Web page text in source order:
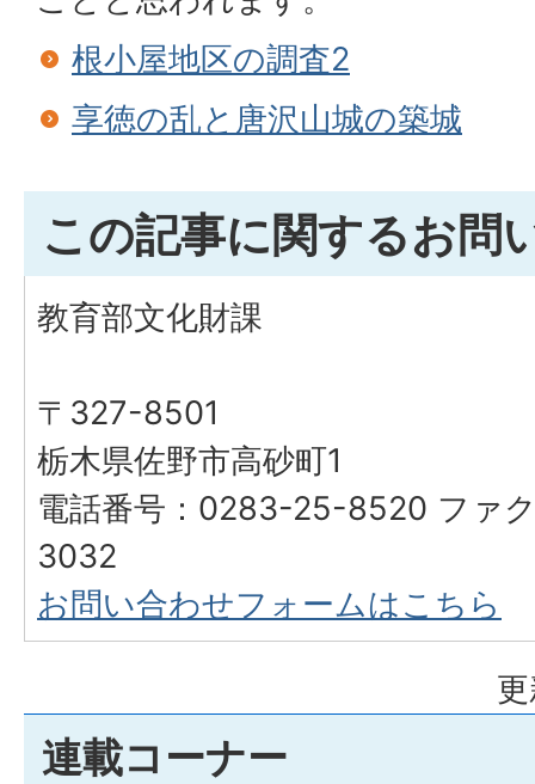
根小屋地区の調査2
享徳の乱と唐沢山城の築城
この記事に関するお問
教育部文化財課
〒327-8501
栃木県佐野市高砂町1
電話番号：0283-25-8520 ファ
3032
お問い合わせフォームはこちら
連載コーナー